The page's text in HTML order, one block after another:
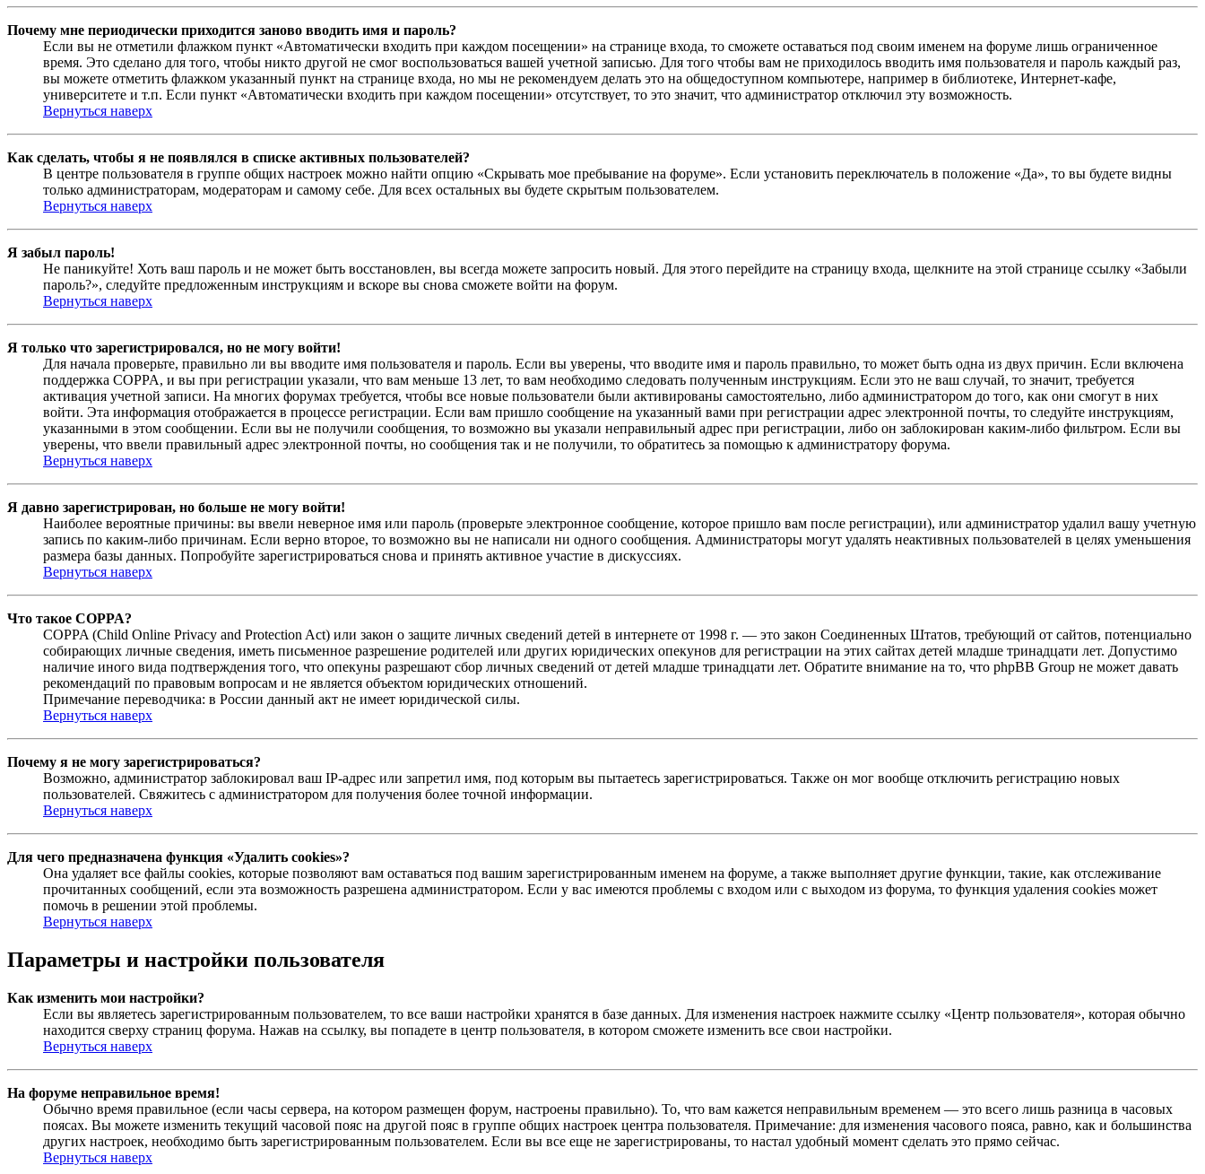
Почему мне периодически приходится заново вводить имя и пароль?
Если вы не отметили флажком пункт «Автоматически входить при каждом посещении» на странице входа, то сможете оставаться под своим именем на форуме лишь ограниченное
время. Это сделано для того, чтобы никто другой не смог воспользоваться вашей учетной записью. Для того чтобы вам не приходилось вводить имя пользователя и пароль каждый раз,
вы можете отметить флажком указанный пункт на странице входа, но мы не рекомендуем делать это на общедоступном компьютере, например в библиотеке, Интернет-кафе,
университете и т.п. Если пункт «Автоматически входить при каждом посещении» отсутствует, то это значит, что администратор отключил эту возможность.
Вернуться наверх
Как сделать, чтобы я не появлялся в списке активных пользователей?
В центре пользователя в группе общих настроек можно найти опцию «Скрывать мое пребывание на форуме». Если установить переключатель в положение «Да», то вы будете видны
только администраторам, модераторам и самому себе. Для всех остальных вы будете скрытым пользователем.
Вернуться наверх
Я забыл пароль!
Не паникуйте! Хоть ваш пароль и не может быть восстановлен, вы всегда можете запросить новый. Для этого перейдите на страницу входа, щелкните на этой странице ссылку «Забыли
пароль?», следуйте предложенным инструкциям и вскоре вы снова сможете войти на форум.
Вернуться наверх
Я только что зарегистрировался, но не могу войти!
Для начала проверьте, правильно ли вы вводите имя пользователя и пароль. Если вы уверены, что вводите имя и пароль правильно, то может быть одна из двух причин. Если включена
поддержка COPPA, и вы при регистрации указали, что вам меньше 13 лет, то вам необходимо следовать полученным инструкциям. Если это не ваш случай, то значит, требуется
активация учетной записи. На многих форумах требуется, чтобы все новые пользователи были активированы самостоятельно, либо администратором до того, как они смогут в них
войти. Эта информация отображается в процессе регистрации. Если вам пришло сообщение на указанный вами при регистрации адрес электронной почты, то следуйте инструкциям,
указанными в этом сообщении. Если вы не получили сообщения, то возможно вы указали неправильный адрес при регистрации, либо он заблокирован каким-либо фильтром. Если вы
уверены, что ввели правильный адрес электронной почты, но сообщения так и не получили, то обратитесь за помощью к администратору форума.
Вернуться наверх
Я давно зарегистрирован, но больше не могу войти!
Наиболее вероятные причины: вы ввели неверное имя или пароль (проверьте электронное сообщение, которое пришло вам после регистрации), или администратор удалил вашу учетную
запись по каким-либо причинам. Если верно второе, то возможно вы не написали ни одного сообщения. Администраторы могут удалять неактивных пользователей в целях уменьшения
размера базы данных. Попробуйте зарегистрироваться снова и принять активное участие в дискуссиях.
Вернуться наверх
Что такое COPPA?
COPPA (Child Online Privacy and Protection Act) или закон о защите личных сведений детей в интернете от 1998 г. — это закон Соединенных Штатов, требующий от сайтов, потенциально
собирающих личные сведения, иметь письменное разрешение родителей или других юридических опекунов для регистрации на этих сайтах детей младше тринадцати лет. Допустимо
наличие иного вида подтверждения того, что опекуны разрешают сбор личных сведений от детей младше тринадцати лет. Обратите внимание на то, что phpBB Group не может давать
рекомендаций по правовым вопросам и не является объектом юридических отношений.
Примечание переводчика: в России данный акт не имеет юридической силы.
Вернуться наверх
Почему я не могу зарегистрироваться?
Возможно, администратор заблокировал ваш IP-адрес или запретил имя, под которым вы пытаетесь зарегистрироваться. Также он мог вообще отключить регистрацию новых
пользователей. Свяжитесь с администратором для получения более точной информации.
Вернуться наверх
Для чего предназначена функция «Удалить cookies»?
Она удаляет все файлы cookies, которые позволяют вам оставаться под вашим зарегистрированным именем на форуме, а также выполняет другие функции, такие, как отслеживание
прочитанных сообщений, если эта возможность разрешена администратором. Если у вас имеются проблемы с входом или с выходом из форума, то функция удаления cookies может
помочь в решении этой проблемы.
Вернуться наверх
Параметры и настройки пользователя
Как изменить мои настройки?
Если вы являетесь зарегистрированным пользователем, то все ваши настройки хранятся в базе данных. Для изменения настроек нажмите ссылку «Центр пользователя», которая обычно
находится сверху страниц форума. Нажав на ссылку, вы попадете в центр пользователя, в котором сможете изменить все свои настройки.
Вернуться наверх
На форуме неправильное время!
Обычно время правильное (если часы сервера, на котором размещен форум, настроены правильно). То, что вам кажется неправильным временем — это всего лишь разница в часовых
поясах. Вы можете изменить текущий часовой пояс на другой пояс в группе общих настроек центра пользователя. Примечание: для изменения часового пояса, равно, как и большинства
других настроек, необходимо быть зарегистрированным пользователем. Если вы все еще не зарегистрированы, то настал удобный момент сделать это прямо сейчас.
Вернуться наверх